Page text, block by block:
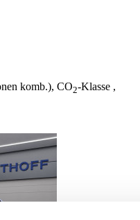
komb.), CO2-Klasse ,